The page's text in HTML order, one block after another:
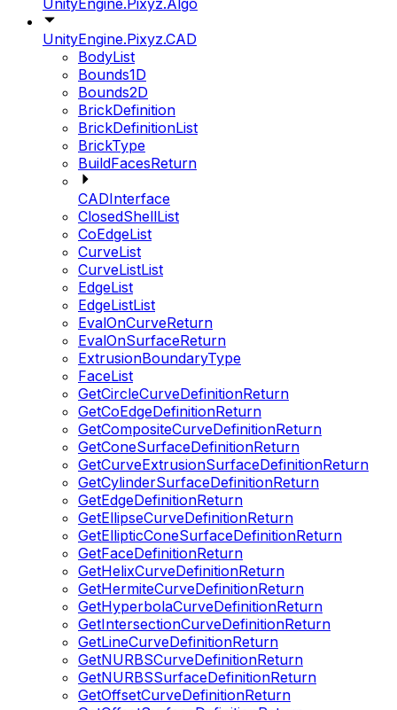
UnityEngine.Pixyz.Algo
UnityEngine.Pixyz.CAD
BodyList
Bounds1D
Bounds2D
BrickDefinition
BrickDefinitionList
BrickType
BuildFacesReturn
CADInterface
ClosedShellList
CoEdgeList
CurveList
CurveListList
EdgeList
EdgeListList
EvalOnCurveReturn
EvalOnSurfaceReturn
ExtrusionBoundaryType
FaceList
GetCircleCurveDefinitionReturn
GetCoEdgeDefinitionReturn
GetCompositeCurveDefinitionReturn
GetConeSurfaceDefinitionReturn
GetCurveExtrusionSurfaceDefinitionReturn
GetCylinderSurfaceDefinitionReturn
GetEdgeDefinitionReturn
GetEllipseCurveDefinitionReturn
GetEllipticConeSurfaceDefinitionReturn
GetFaceDefinitionReturn
GetHelixCurveDefinitionReturn
GetHermiteCurveDefinitionReturn
GetHyperbolaCurveDefinitionReturn
GetIntersectionCurveDefinitionReturn
GetLineCurveDefinitionReturn
GetNURBSCurveDefinitionReturn
GetNURBSSurfaceDefinitionReturn
GetOffsetCurveDefinitionReturn